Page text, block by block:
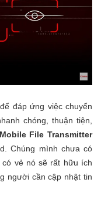
đáp ứng việc chuyển
chóng, thuận tiện,
Mobile File Transmitter
Chúng mình chưa có
vẻ nó sẽ rất hữu ích
người cần cập nhật tin